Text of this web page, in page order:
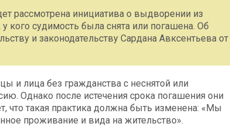
рассмотрена инициатива о выдворении из
кого судимость была снята или погашена. Об
и законодательству Сардана Авксентьева от
и лица без гражданства с неснятой или
Однако после истечения срока погашения они
что такая практика должна быть изменена: «Мы
проживание и вида на жительство».